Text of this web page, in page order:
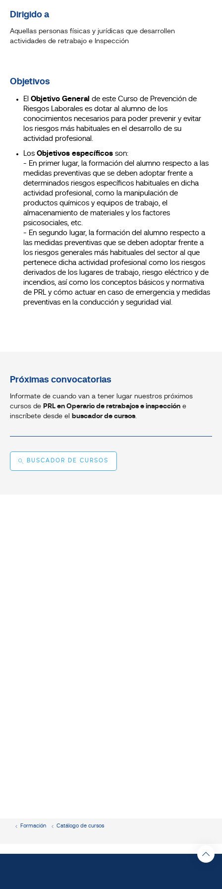
Dirigido a
Aquellas personas físicas y jurídicas que desarrollen
actividades de retrabajo e Inspección
Objetivos
El Objetivo General de este Curso de Prevención de
Riesgos Laborales es dotar al alumno de los
conocimientos necesarios para poder prevenir y evitar
los riesgos más habituales en el desarrollo de su
actividad profesional.
Los Objetivos específicos son:
- En primer lugar, la formación del alumno respecto a las
medidas preventivas que se deben adoptar frente a
determinados riesgos específicos habituales en dicha
actividad profesional, como la manipulación de
productos químicos y equipos de trabajo, el
almacenamiento de materiales y los factores
psicosociales, etc.
- En segundo lugar, la formación del alumno respecto a
las medidas preventivas que se deben adoptar frente a
los riesgos generales más habituales del sector al que
pertenece dicha actividad profesional como los riesgos
derivados de los lugares de trabajo, riesgo eléctrico y de
incendios, así como los conceptos básicos y normativa
de PRL y cómo actuar en caso de emergencia y medidas
preventivas en la conducción y seguridad vial.
Próximas convocatorias
Informate de cuando van a tener lugar nuestros próximos
cursos de PRL en Operario de retrabajos e inspección e
inscríbete desde el buscador de cursos.
BUSCADOR DE CURSOS
Formación Catálogo de cursos